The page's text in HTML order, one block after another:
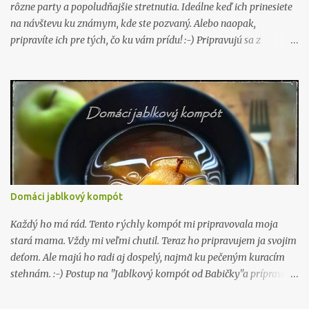
rôzne party a popoludňajšie stretnutia. Ideálne keď ich prinesiete
na návštevu ku známym, kde ste pozvaný. Alebo naopak,
pripravíte ich pre tých, čo ku vám prídu! :-) Pripravujú sa z
expresná a zvládne je naozaj každý. A výsledok? Všetkým chutí.
Napríklad ja som naposledy pripravoval pre návštevu 3 druhy.
Vidíte ich na obrázku. 1. olivový olej, niva, medvedí cesnak , trocha
čerstvej bazalky, bielok na potretie a Pecorino na posypanie 2.
olivový olej, paradajkový pretlak, troch šunky na kocky, čierne
korenie, soľ, cibuľka na jemné kocky, Pecorino a korenie na pizzu,
taktiež ním posypeme aj tyčinky 3. sladké - javorové želé ( kúpite
tu ), gaštanové pyré, bielok na potretie a cukor na posypanie
tyčiniek Tyčinky ja potieram len bielkom. Postup: Cesto rozložíme
alebo...
Domáci jablkový kompót
Každý ho má rád. Tento rýchly kompót mi pripravovala moja
stará mama. Vždy mi veľmi chutil. Teraz ho pripravujem ja svojim
deťom. Ale majú ho radi aj dospelý, najmä ku pečeným kuracím
stehnám. :-) Postup na "Jablkový kompót od Babičky"a príprava je